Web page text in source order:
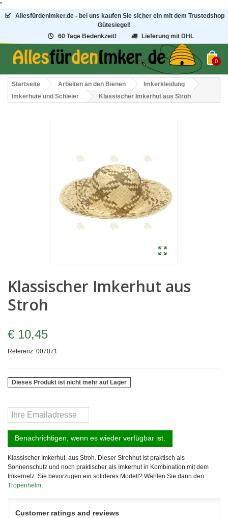
"
AllesfürdenImker.de - bei uns kaufen Sie sicher ein mit dem Trustedshop
Gütesiegel!
60 Tage Bedenkzeit!
Lieferung mit DHL
0
Startseite Arbeiten an den Bienen
Imkerkleidung
Imkerhüte und Schleier
Klassischer Imkerhut aus Stroh
Klassischer Imkerhut aus
Stroh
€ 10,45
Referenz: 007071
Dieses Produkt ist nicht mehr auf Lager
Benachrichtigen, wenn es wieder verfügbar ist.
Klassischer Imkerhut, aus Stroh. Dieser Strohhut ist praktisch als
Sonnenschutz und noch praktischer als Imkerhut in Kombination mit dem
Imkernetz. Sie bevorzugen ein solideres Modell? Wählen Sie dann den
Tropenhelm.
Customer ratings and reviews